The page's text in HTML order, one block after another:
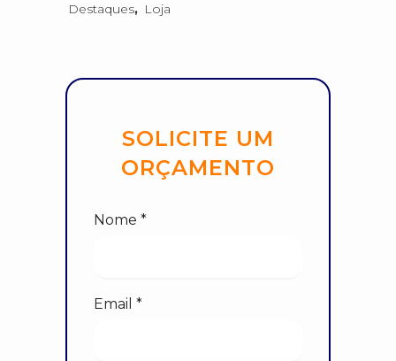
Destaques, Loja
SOLICITE UM
ORÇAMENTO
Nome *
Email *